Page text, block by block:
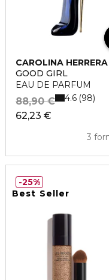
CAROLINA HERRERA
GOOD GIRL
EAU DE PARFUM
62,23 €
88,90 €
3
4.6 98
Best Seller
25%